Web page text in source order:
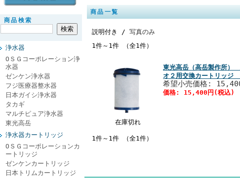
商品検索
浄水器
ОＳＧコーポレーション浄
水器
ゼンケン浄水器
フジ医療器整水器
日本ガイシ浄水器
タカギ
マルチピュア浄水器
東光高岳
浄水器カートリッジ
ОＳＧコーポレーションカ
ートリッジ
ゼンケンカートリッジ
日本トリムカートリッジ
商品一覧
説明付き / 写真のみ
1件～1件 （全1件）
在庫切れ
東光高岳（高岳製作所
オ２用交換カートリッジ
希望小売価格:
価格: 15,400円(税込)
1件～1件 （全1件）